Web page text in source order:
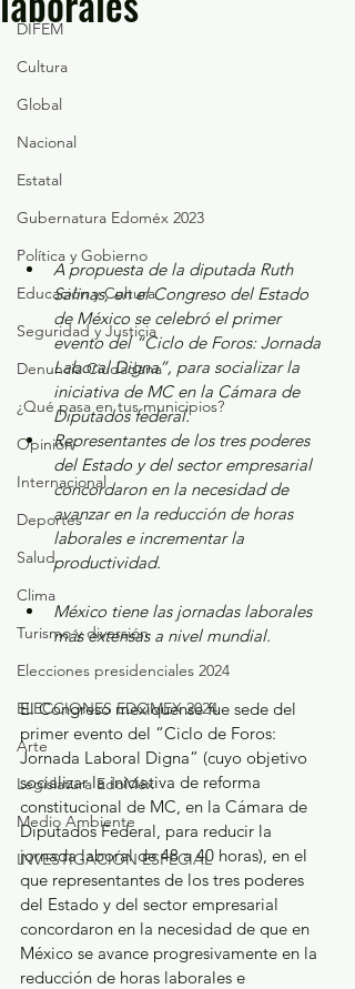
DIFEM
Cultura
Global
Nacional
Estatal
Gubernatura Edoméx 2023
Política y Gobierno
Educación y Cultura
Seguridad y Justicia
Denuncia Ciudadana
¿Qué pasa en tus municipios?
Opinión
Internacional
Deportes
Salud
Clima
Turismo y diversión
Elecciones presidenciales 2024
ELECCIONES EDOMEX 2024
Arte
Legislatura EdoMéx
Medio Ambiente
INVESTIGACIÓN ESPECIAL
A propuesta de la diputada Ruth
Salinas, en el Congreso del Estado
de México se celebró el primer
evento del “Ciclo de Foros: Jornada
Laboral Digna”, para socializar la
iniciativa de MC en la Cámara de
Diputados federal.
Representantes de los tres poderes
del Estado y del sector empresarial
concordaron en la necesidad de
avanzar en la reducción de horas
laborales e incrementar la
productividad.
México tiene las jornadas laborales
más extensas a nivel mundial.
El Congreso mexiquense fue sede del
primer evento del “Ciclo de Foros:
Jornada Laboral Digna” (cuyo objetivo
socializar la iniciativa de reforma
constitucional de MC, en la Cámara de
Diputados Federal, para reducir la
jornada laboral de 48 a 40 horas), en el
que representantes de los tres poderes
del Estado y del sector empresarial
concordaron en la necesidad de que en
México se avance progresivamente en la
reducción de horas laborales e